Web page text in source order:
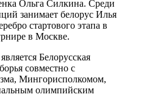
Ольга Силкина. Среди
занимает белорус Илья
стартового этапа в
в Москве.
Белорусская
совместно с
Мингорисполкомом,
олимпийским